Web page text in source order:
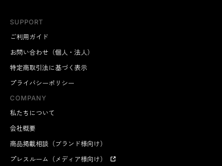
SUPPORT
ご利用ガイド
お問い合わせ（個人・法人）
特定商取引法に基づく表示
プライバシーポリシー
COMPANY
私たちについて
会社概要
商品掲載相談（ブランド様向け）
プレスルーム（メディア様向け）